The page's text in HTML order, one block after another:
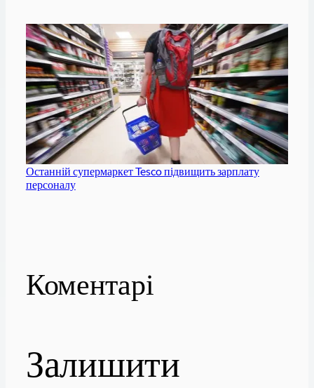
Останній супермаркет Tesco підвищить зарплату
персоналу
Коментарі
Залишити